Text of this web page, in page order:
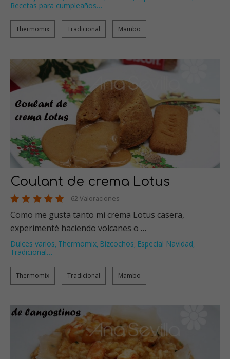
Recetas para cumpleaños…
Thermomix Tradicional Mambo
Coulant de crema Lotus
62 Valoraciones
Como me gusta tanto mi crema Lotus casera,
experimenté haciendo volcanes o …
Dulces varios, Thermomix, Bizcochos, Especial Navidad,
Tradicional…
Thermomix Tradicional Mambo